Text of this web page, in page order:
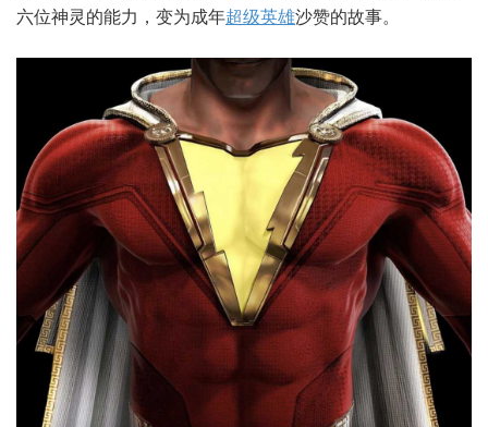
六位神灵的能力，变为成年超级英雄沙赞的故事。